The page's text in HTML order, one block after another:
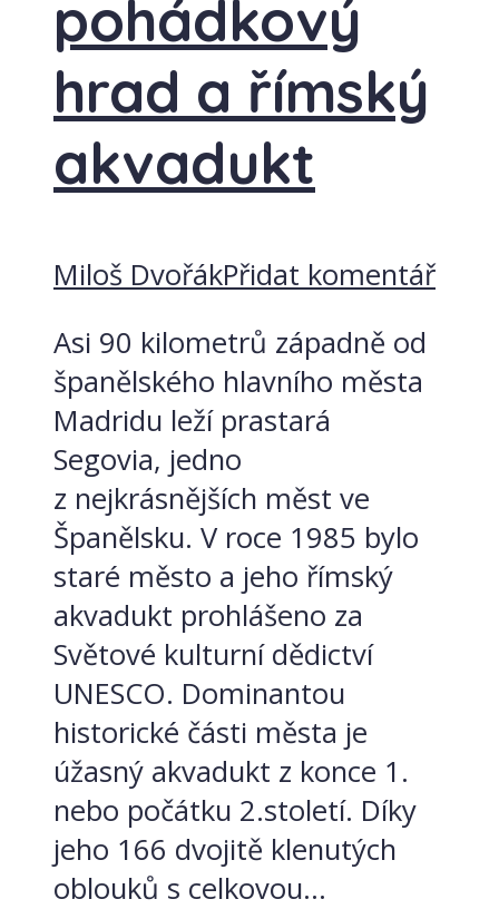
pohádkový
hrad a římský
akvadukt
Miloš DvořákPřidat komentář
Asi 90 kilometrů západně od
španělského hlavního města
Madridu leží prastará
Segovia, jedno
z nejkrásnějších měst ve
Španělsku. V roce 1985 bylo
staré město a jeho římský
akvadukt prohlášeno za
Světové kulturní dědictví
UNESCO. Dominantou
historické části města je
úžasný akvadukt z konce 1.
nebo počátku 2.století. Díky
jeho 166 dvojitě klenutých
oblouků s celkovou...